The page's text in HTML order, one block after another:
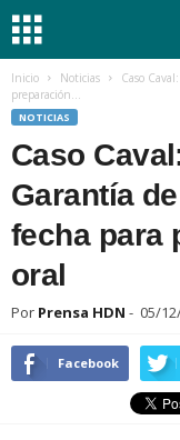
Inicio Noticias
Caso
preparación...
NOTICIAS
Caso
Garantía
fecha para
oral
Por Prensa HDN - 05/
Facebook